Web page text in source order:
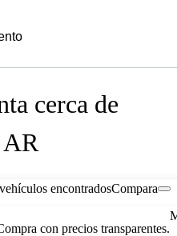
cerca de
encontradosCompara
con precios transparentes.